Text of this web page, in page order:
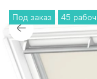
Под заказ 45